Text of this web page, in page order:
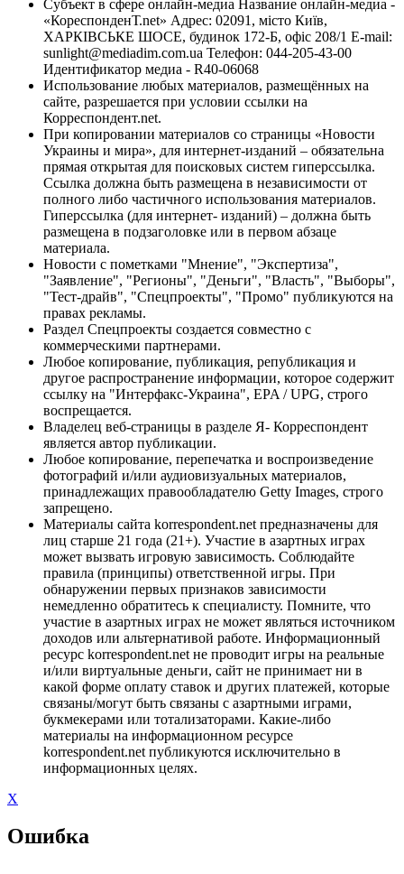
Субъект в сфере онлайн-медиа Название онлайн-медиа -
«КореспонденТ.net» Адрес: 02091, місто Київ,
ХАРКІВСЬКЕ ШОСЕ, будинок 172-Б, офіс 208/1 E-mail:
sunlight@mediadim.com.ua Телефон: 044-205-43-00
Идентификатор медиа - R40-06068
Использование любых материалов, размещённых на
сайте, разрешается при условии ссылки на
Корреспондент.net.
При копировании материалов со страницы «Новости
Украины и мира», для интернет-изданий – обязательна
прямая открытая для поисковых систем гиперссылка.
Ссылка должна быть размещена в независимости от
полного либо частичного использования материалов.
Гиперссылка (для интернет- изданий) – должна быть
размещена в подзаголовке или в первом абзаце
материала.
Новости с пометками "Мнение", "Экспертиза",
"Заявление", "Регионы", "Деньги", "Власть", "Выборы",
"Тест-драйв", "Спецпроекты", "Промо" публикуются на
правах рекламы.
Раздел Спецпроекты создается совместно с
коммерческими партнерами.
Любое копирование, публикация, републикация и
другое распространение информации, которое содержит
ссылку на "Интерфакс-Украина", EPA / UPG, строго
воспрещается.
Владелец веб-страницы в разделе Я- Корреспондент
является автор публикации.
Любое копирование, перепечатка и воспроизведение
фотографий и/или аудиовизуальных материалов,
принадлежащих правообладателю Getty Images, строго
запрещено.
Материалы сайта korrespondent.net предназначены для
лиц старше 21 года (21+). Участие в азартных играх
может вызвать игровую зависимость. Соблюдайте
правила (принципы) ответственной игры. При
обнаружении первых признаков зависимости
немедленно обратитесь к специалисту. Помните, что
участие в азартных играх не может являться источником
доходов или альтернативой работе. Информационный
ресурс korrespondent.net не проводит игры на реальные
и/или виртуальные деньги, сайт не принимает ни в
какой форме оплату ставок и других платежей, которые
связаны/могут быть связаны с азартными играми,
букмекерами или тотализаторами. Какие-либо
материалы на информационном ресурсе
korrespondent.net публикуются исключительно в
информационных целях.
X
Ошибка